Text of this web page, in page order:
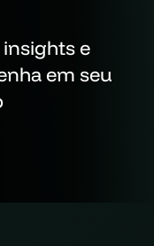
e
em seu